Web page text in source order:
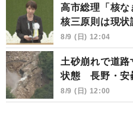
高市総理「核
核三原則は現状
8/9 (日) 12:04
土砂崩れで道
状態 長野・安
8/9 (日) 12:00